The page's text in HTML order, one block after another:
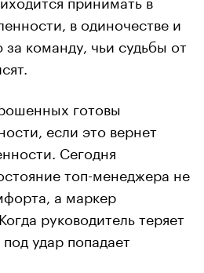
в одиночестве и
за команду, чьи судьбы от
готовы
если это вернет
Сегодня
топ-менеджера не
а маркер
руководитель теряет
удар попадает